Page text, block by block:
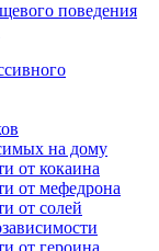
поведения
на дому
от кокаина
от мефедрона
от солей
от героина